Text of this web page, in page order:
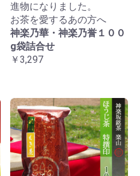
進物になりました。
お茶を愛するあの方へ
神楽乃華・神楽乃誉１００
g袋詰合せ
￥3,297